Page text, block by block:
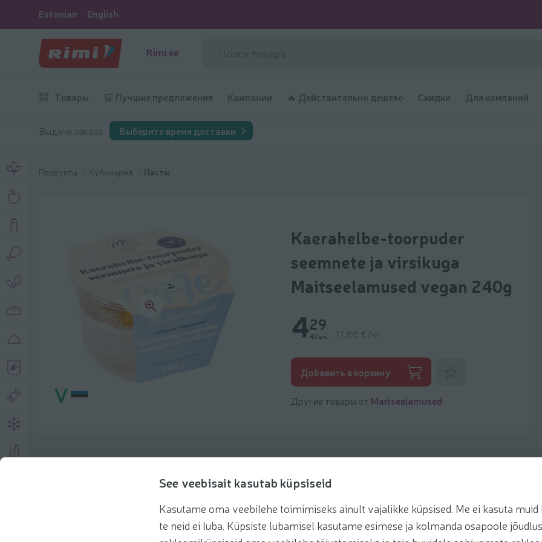
See veebisait kasutab küpsiseid
Kasutame oma veebilehe toimimiseks ainult vajalikke küpsised. Me ei kasuta muid
te neid ei luba. Küpsiste lubamisel kasutame esimese ja kolmanda osapoole
Estonian English
Rimi.ee
Товары 🛒 Лучшие предложения Кампании 🔥 Действительно дешево Скидки Для компаний
Выдача заказа: Выберите время доставки
Продукты Kулинария Пасты
Kaerahelbe-toorpuder
seemnete ja virsikuga
Maitseelamused vegan 240g
429
€/шт. 17,88 €/кг
Добавить в корзину
Другие товары от Maitseelamused
Рекомендации Рецепты